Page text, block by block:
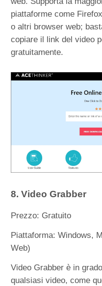
piattaforme come
o altri browser web;
copiare il link del video
gratuitamente.
8. Video Grabber
Prezzo: Gratuito
Piattaforma: Windows,
Web)
Video Grabber è in
qualsiasi video, come